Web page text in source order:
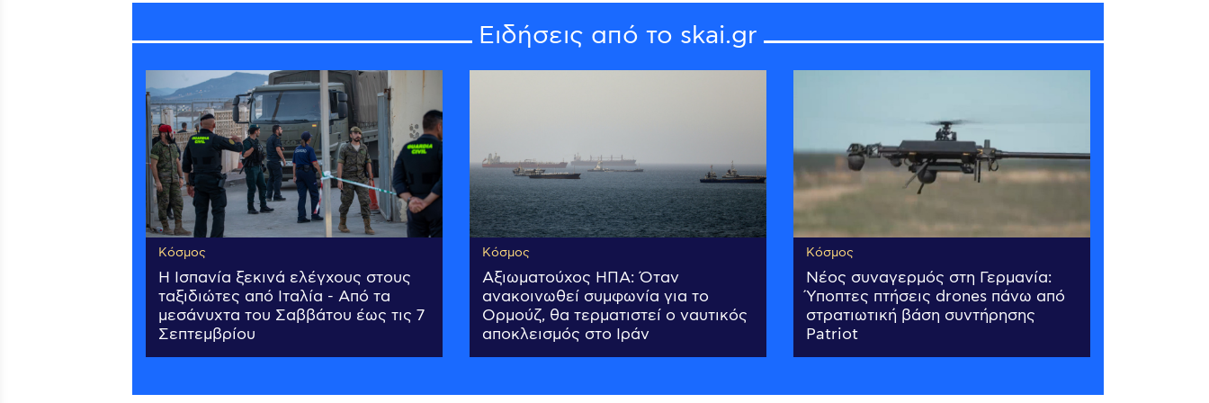
Ειδήσεις από το skai.gr
Κόσμος
Η Ισπανία ξεκινά ελέγχους στους
ταξιδιώτες από Ιταλία - Από τα
μεσάνυχτα του Σαββάτου έως τις 7
Σεπτεμβρίου
Κόσμος
Αξιωματούχος ΗΠΑ: Όταν
ανακοινωθεί συμφωνία για το
Ορμούζ, θα τερματιστεί ο ναυτικός
αποκλεισμός στο Ιράν
Κόσμος
Νέος συναγερμός στη Γερμανία:
Ύποπτες πτήσεις drones πάνω από
στρατιωτική βάση συντήρησης
Patriot